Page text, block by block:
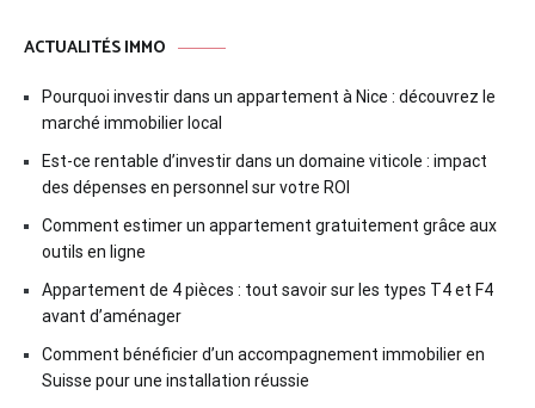
ACTUALITÉS IMMO
Pourquoi investir dans un appartement à Nice : découvrez le
marché immobilier local
Est-ce rentable d’investir dans un domaine viticole : impact
des dépenses en personnel sur votre ROI
Comment estimer un appartement gratuitement grâce aux
outils en ligne
Appartement de 4 pièces : tout savoir sur les types T4 et F4
avant d’aménager
Comment bénéficier d’un accompagnement immobilier en
Suisse pour une installation réussie